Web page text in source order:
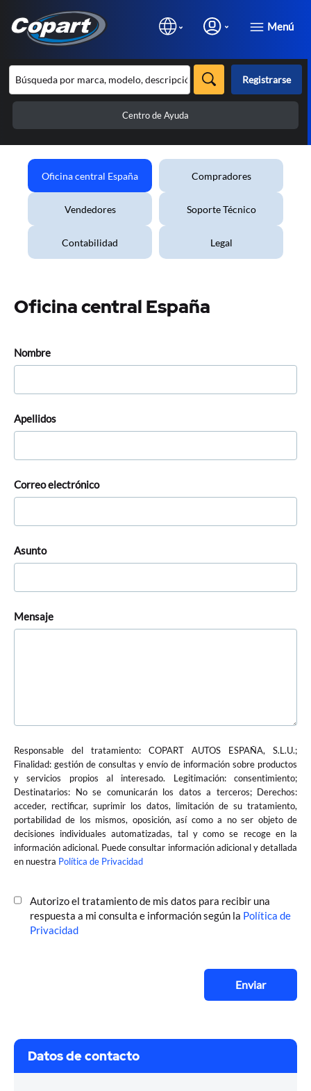
Menú
Registrarse
Centro de Ayuda
Oficina central España Compradores
Vendedores Soporte Técnico
Contabilidad Legal
Oficina central España
Nombre
Apellidos
Correo electrónico
Asunto
Mensaje
Responsable del tratamiento: COPART AUTOS ESPAÑA, S.L.U.;
Finalidad: gestión de consultas y envío de información sobre productos
y servicios propios al interesado. Legitimación: consentimiento;
Destinatarios: No se comunicarán los datos a terceros; Derechos:
acceder, rectificar, suprimir los datos, limitación de su tratamiento,
portabilidad de los mismos, oposición, así como a no ser objeto de
decisiones individuales automatizadas, tal y como se recoge en la
información adicional. Puede consultar información adicional y detallada
en nuestra Política de Privacidad
Autorizo el tratamiento de mis datos para recibir una
respuesta a mi consulta e información según la Política de
Privacidad
Enviar
Datos de contacto